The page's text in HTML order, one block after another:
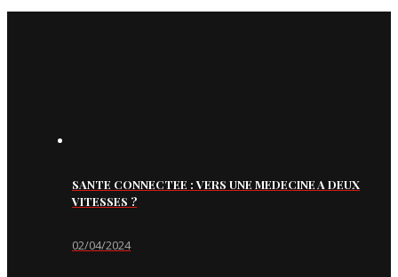
SANTE CONNECTEE : VERS UNE MEDECINE A DEUX
VITESSES ?
02/04/2024